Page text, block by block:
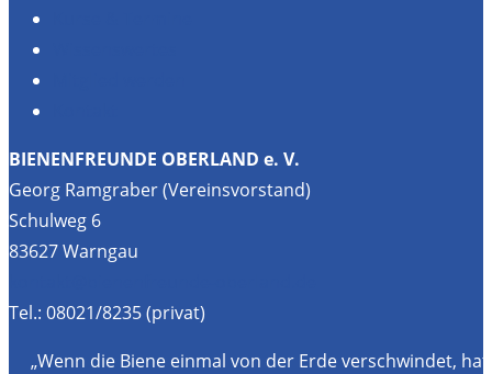
BIENENFREUNDE OBERLAND e. V.
Georg Ramgraber (Vereinsvorstand)
Schulweg 6
83627 Warngau
Tel.: 08021/8235 (privat)
„Wenn die Biene einmal von der Erde verschwindet,